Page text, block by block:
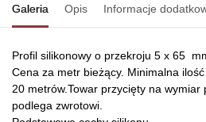
Galeria Opis Informacje
Profil silikonowy o przekroju 5 x 65
Cena za metr bieżący. Minimalna
20 metrów.Towar przycięty na
podlega zwrotowi.